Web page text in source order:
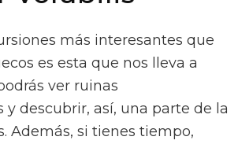
más interesantes que
es esta que nos lleva a
ver ruinas
y descubrir, así, una parte de la
Además, si tienes tiempo,